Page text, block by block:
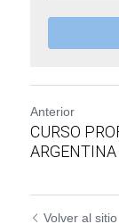
Anterior
CURSO
ARGENTINA
Volver al sitio